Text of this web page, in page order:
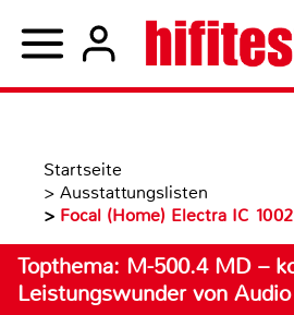
Startseite
> Ausstattungslisten
> Focal (Home) Electra IC 1002
Topthema: M-500.4 MD –
Leistungswunder von